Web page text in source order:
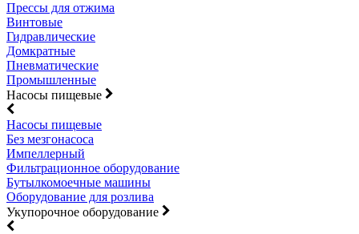
Прессы для отжима
Винтовые
Гидравлические
Домкратные
Пневматические
Промышленные
Насосы пищевые
Насосы пищевые
Без мезгонасоса
Импеллерный
Фильтрационное оборудование
Бутылкомоечные машины
Оборудование для розлива
Укупорочное оборудование